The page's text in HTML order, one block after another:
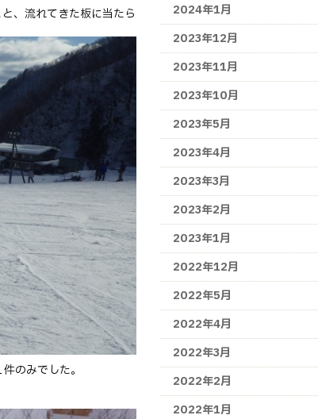
、流れてきた板に当たら
のみでした。
2024年1月
2023年12月
2023年11月
2023年10月
2023年5月
2023年4月
2023年3月
2023年2月
2023年1月
2022年12月
2022年5月
2022年4月
2022年3月
2022年2月
2022年1月